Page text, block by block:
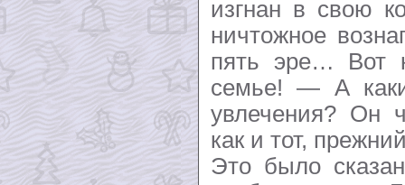
изгнан в свою
ничтожное
пять эре… Вот
семье! — А
увлечения? Он
как и тот,
Это было